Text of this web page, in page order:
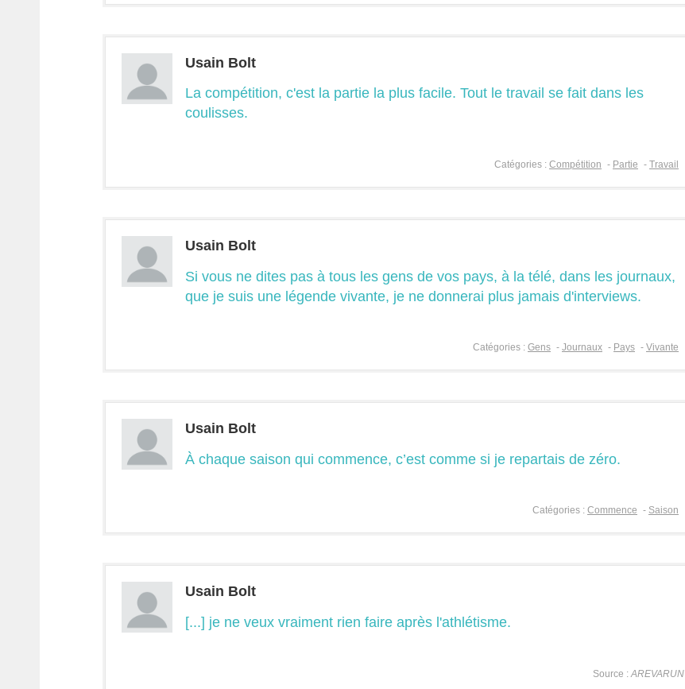
Usain Bolt
La compétition, c'est la partie la plus facile. Tout le travail se fait dans les
coulisses.
Catégories : Compétition - Partie - Travail
Usain Bolt
Si vous ne dites pas à tous les gens de vos pays, à la télé, dans les journaux,
que je suis une légende vivante, je ne donnerai plus jamais d'interviews.
Catégories : Gens - Journaux - Pays - Vivante
Usain Bolt
À chaque saison qui commence, c’est comme si je repartais de zéro.
Catégories : Commence - Saison
Usain Bolt
[...] je ne veux vraiment rien faire après l'athlétisme.
Source : AREVARUN